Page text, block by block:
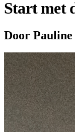
Start met
Door Pauline